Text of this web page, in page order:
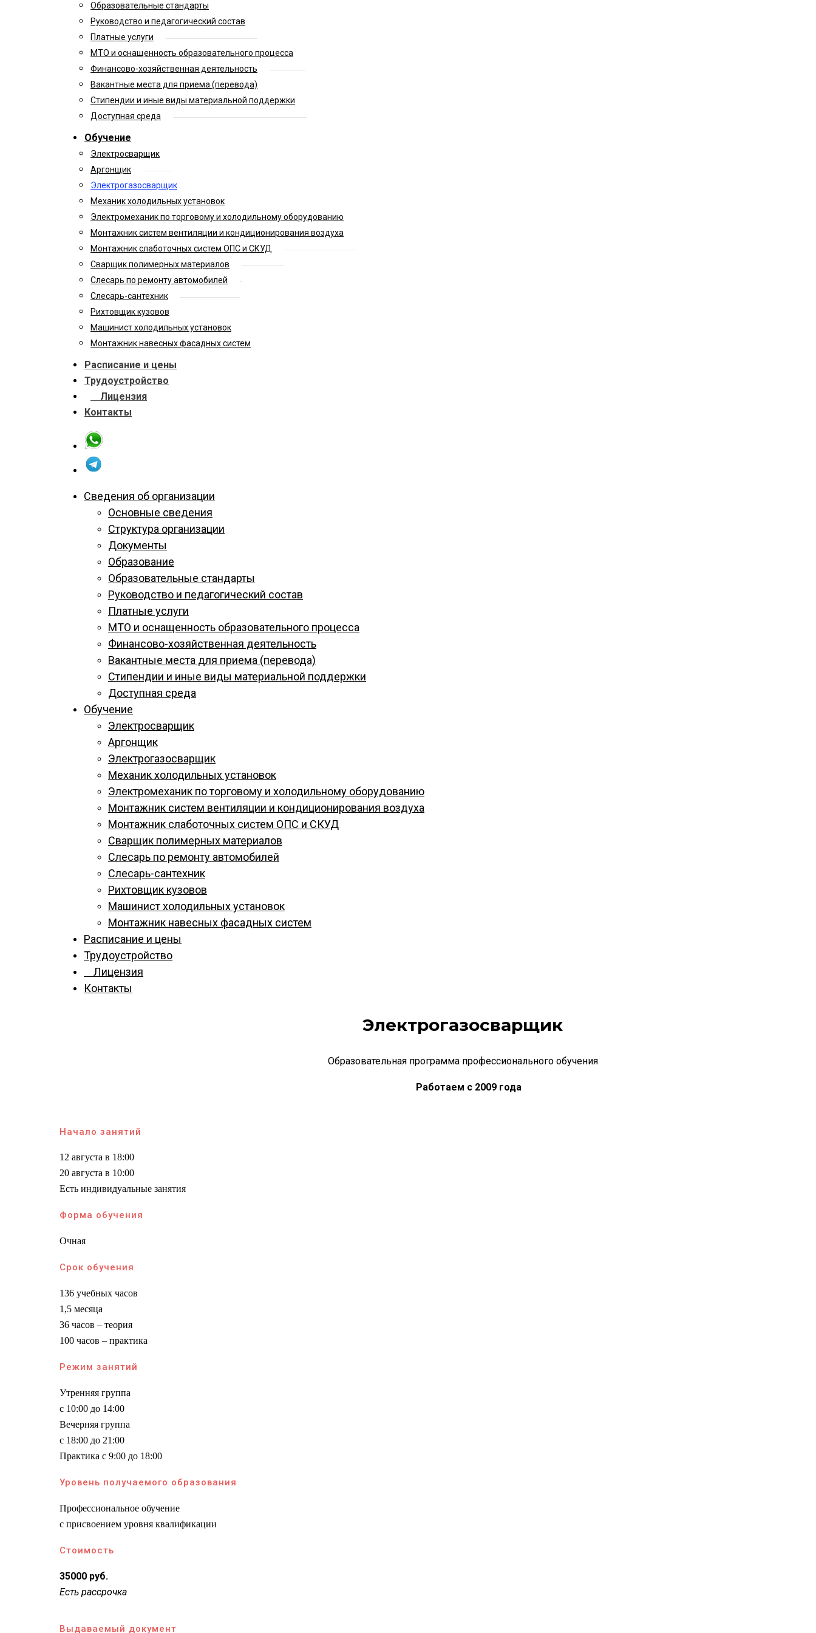
Образовательные стандарты
Руководство и педагогический состав
Платные услуги
МТО и оснащенность образовательного процесса
Финансово-хозяйственная деятельность
Вакантные места для приема (перевода)
Стипендии и иные виды материальной поддержки
Доступная среда
Обучение
Электросварщик
Аргонщик
Электрогазосварщик
Механик холодильных установок
Электромеханик по торговому и холодильному оборудованию
Монтажник систем вентиляции и кондиционирования воздуха
Монтажник слаботочных систем ОПС и СКУД
Сварщик полимерных материалов
Слесарь по ремонту автомобилей
Слесарь-сантехник
Рихтовщик кузовов
Машинист холодильных установок
Монтажник навесных фасадных систем
Расписание и цены
Трудоустройство
Лицензия
Контакты
Сведения об организации
Основные сведения
Структура организации
Документы
Образование
Образовательные стандарты
Руководство и педагогический состав
Платные услуги
МТО и оснащенность образовательного процесса
Финансово-хозяйственная деятельность
Вакантные места для приема (перевода)
Стипендии и иные виды материальной поддержки
Доступная среда
Обучение
Электросварщик
Аргонщик
Электрогазосварщик
Механик холодильных установок
Электромеханик по торговому и холодильному оборудованию
Монтажник систем вентиляции и кондиционирования воздуха
Монтажник слаботочных систем ОПС и СКУД
Сварщик полимерных материалов
Слесарь по ремонту автомобилей
Слесарь-сантехник
Рихтовщик кузовов
Машинист холодильных установок
Монтажник навесных фасадных систем
Расписание и цены
Трудоустройство
Лицензия
Контакты
Электрогазосварщик
Образовательная программа профессионального обучения
Работаем с 2009 года
Начало занятий
12 августа в 18:00
20 августа в 10:00
Есть индивидуальные занятия
Форма обучения
Очная
Срок обучения
136 учебных часов
1,5 месяца
36 часов – теория
100 часов – практика
Режим занятий
Утренняя группа
с 10:00 до 14:00
Вечерняя группа
с 18:00 до 21:00
Практика с 9:00 до 18:00
Уровень получаемого образования
Профессиональное обучение
с присвоением уровня квалификации
Стоимость
35000 руб.
Есть рассрочка
Выдаваемый документ